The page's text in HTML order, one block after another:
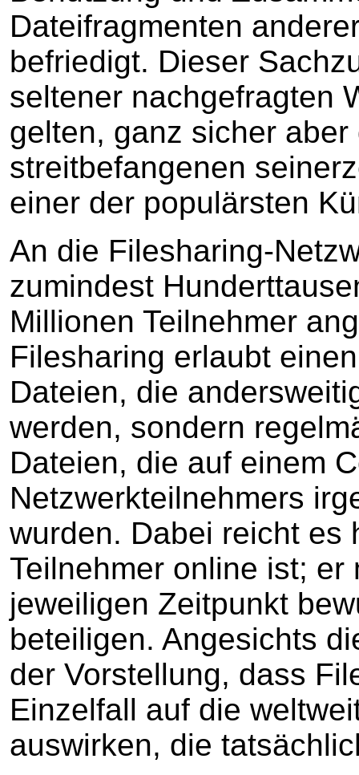
Dateifragmenten
befriedigt. Dieser
seltener nachgefragten
gelten, ganz sicher
streitbefangenen
einer der populärsten
An die Filesharing-
zumindest
Millionen Teilnehmer
Filesharing erlaubt
Dateien, die
werden, sondern
Dateien, die auf einem
Netzwerkteilnehmers
wurden. Dabei reicht es
Teilnehmer online ist;
jeweiligen Zeitpunkt
beteiligen. Angesichts
der Vorstellung, dass
Einzelfall auf die
auswirken, die